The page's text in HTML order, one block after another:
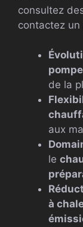
consultez
contactez
de la
aux
le
à